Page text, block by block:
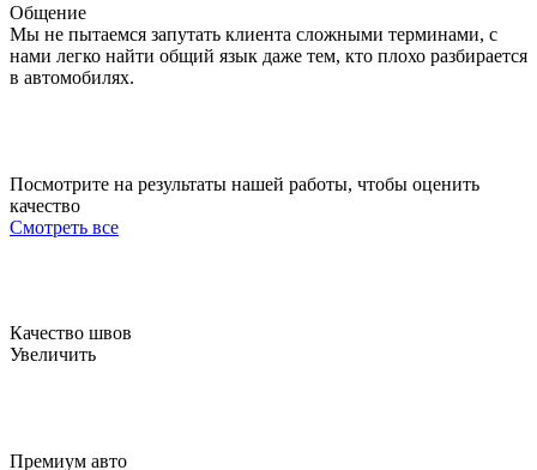
Общение
Мы не пытаемся запутать клиента сложными терминами, с
нами легко найти общий язык даже тем, кто плохо разбирается
в автомобилях.
Посмотрите на результаты нашей работы, чтобы оценить
качество
Смотреть все
Качество швов
Увеличить
Премиум авто